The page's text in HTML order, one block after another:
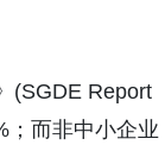
(SGDE Report
；而非中小企业